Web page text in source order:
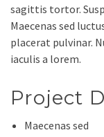
sagittis tortor.
Maecenas sed
placerat pulvinar.
iaculis a lorem.
Project
Maecenas sed